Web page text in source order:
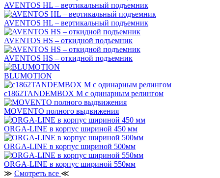
AVENTOS HL – вертикальный подъемник
AVENTOS HL – вертикальный подъемник
AVENTOS HS – откидной подъемник
AVENTOS HS – откидной подъемник
BLUMOTION
c1862TANDEMBOX М с одинарным релингом
MOVENTO полного выдвижения
ORGA-LINE в корпус шириной 450 мм
ORGA-LINE в корпус шириной 500мм
ORGA-LINE в корпус шириной 550мм
≫ Смотреть все ≪